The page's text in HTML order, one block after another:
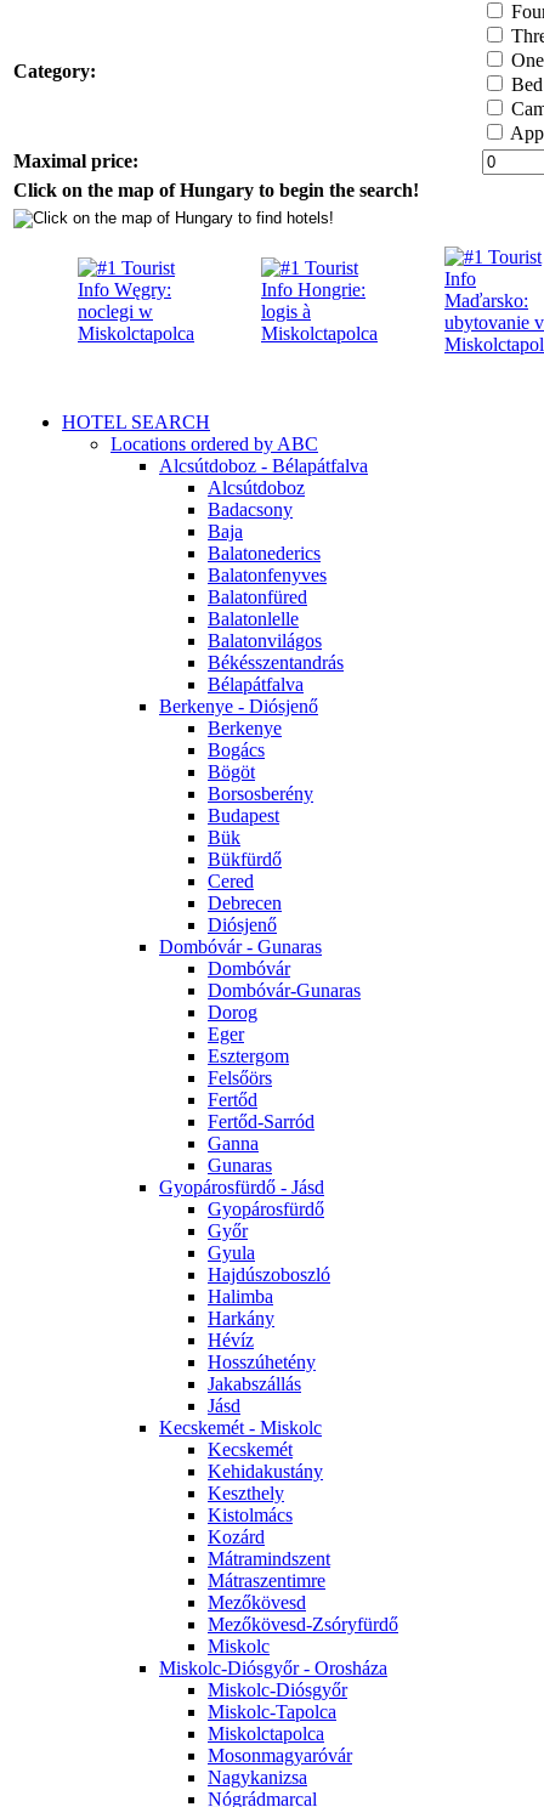
Category:
Maximal price:
Click on the map of Hungary to begin the search!
HOTEL SEARCH
Locations ordered by ABC
Alcsútdoboz - Bélapátfalva
Alcsútdoboz
Badacsony
Baja
Balatonederics
Balatonfenyves
Balatonfüred
Balatonlelle
Balatonvilágos
Békésszentandrás
Bélapátfalva
Berkenye - Diósjenő
Berkenye
Bogács
Bögöt
Borsosberény
Budapest
Bük
Bükfürdő
Cered
Debrecen
Diósjenő
Dombóvár - Gunaras
Dombóvár
Dombóvár-Gunaras
Dorog
Eger
Esztergom
Felsőörs
Fertőd
Fertőd-Sarród
Ganna
Gunaras
Gyopárosfürdő - Jásd
Gyopárosfürdő
Győr
Gyula
Hajdúszoboszló
Halimba
Harkány
Hévíz
Hosszúhetény
Jakabszállás
Jásd
Kecskemét - Miskolc
Kecskemét
Kehidakustány
Keszthely
Kistolmács
Kozárd
Mátramindszent
Mátraszentimre
Mezőkövesd
Mezőkövesd-Zsóryfürdő
Miskolc
Miskolc-Diósgyőr - Orosháza
Miskolc-Diósgyőr
Miskolc-Tapolca
Miskolctapolca
Mosonmagyaróvár
Nagykanizsa
Nógrádmarcal